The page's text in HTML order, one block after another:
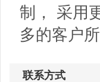
制， 采用
多的客户所
联系方式